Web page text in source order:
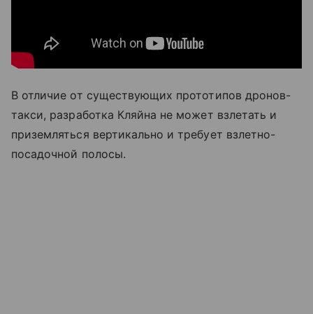
В отличие от существующих прототипов дронов-
такси, разработка Кляйна не может взлетать и
приземляться вертикально и требует взлетно-
посадочной полосы.